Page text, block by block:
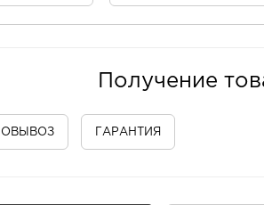
Получение
ГАРАНТИЯ